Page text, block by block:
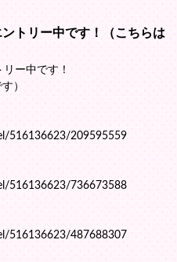
トリー中です！（こちらは
ー中です！
）
516136623/209595559
516136623/736673588
516136623/487688307